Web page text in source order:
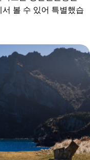
볼 수 있어 특별했습